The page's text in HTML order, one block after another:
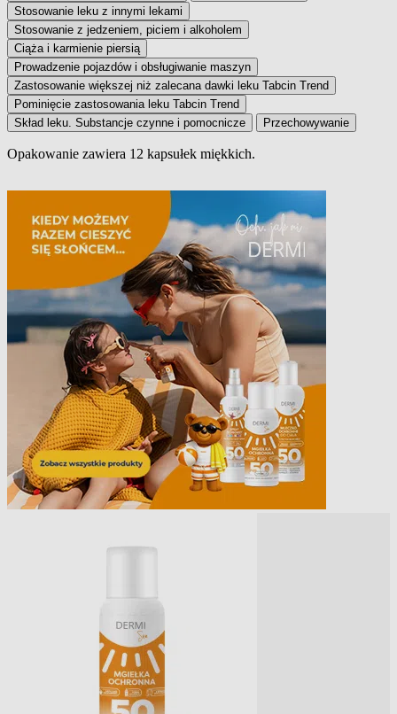
Stosowanie leku z innymi lekami
Stosowanie z jedzeniem, piciem i alkoholem
Ciąża i karmienie piersią
Prowadzenie pojazdów i obsługiwanie maszyn
Zastosowanie większej niż zalecana dawki leku Tabcin Trend
Pominięcie zastosowania leku Tabcin Trend
Skład leku. Substancje czynne i pomocnicze
Przechowywanie
Opakowanie zawiera 12 kapsułek miękkich.